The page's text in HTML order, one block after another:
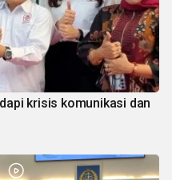
krisis komunikasi dan